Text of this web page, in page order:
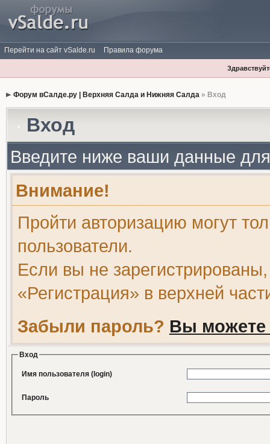
Перейти на сайт vSalde.ru Правила форума
Форум вСалде.ру | Верхняя Салда и Нижняя Салда» Вход
Вход
Введите ниже ваши данные
Внимание!
Пройти авторизацию могут
пользователи.
Если вы не
«Регистрация» в верхней
Забыли пароль? Вы можете
Вход
Имя пользователя (login)
Пароль